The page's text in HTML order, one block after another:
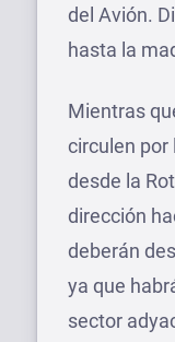
del Avión.
hasta la
Mientras
circulen por
desde la
dirección
deberán
ya que
sector